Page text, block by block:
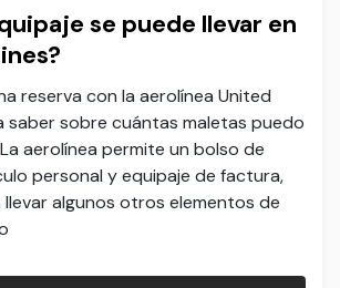
se puede llevar en
reserva con la aerolínea United
saber sobre cuántas maletas puedo
aerolínea permite un bolso de
personal y equipaje de factura,
algunos otros elementos de